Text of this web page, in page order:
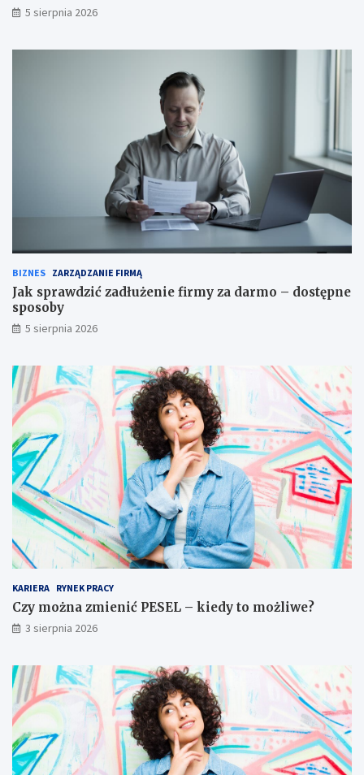
5 sierpnia 2026
BIZNES ZARZĄDZANIE FIRMĄ
Jak sprawdzić zadłużenie firmy za darmo – dostępne
sposoby
5 sierpnia 2026
KARIERA RYNEK PRACY
Czy można zmienić PESEL – kiedy to możliwe?
3 sierpnia 2026